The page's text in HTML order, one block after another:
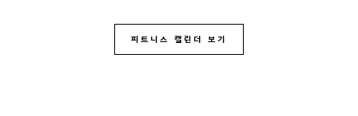
피트니스 캘린더 보기